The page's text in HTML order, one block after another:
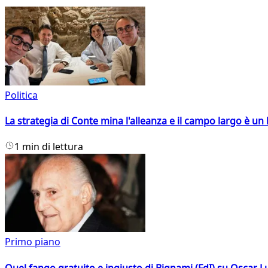
Politica
La strategia di Conte mina l'alleanza e il campo largo è
1 min di lettura
Primo piano